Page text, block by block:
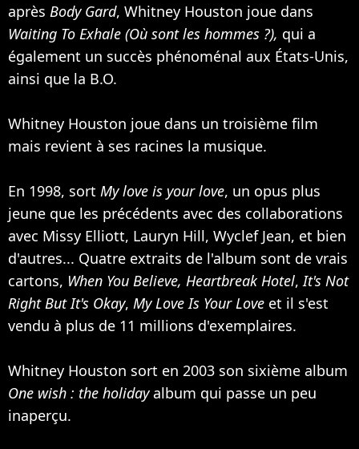
après Body Gard, Whitney Houston joue dans
Waiting To Exhale (Où sont les hommes ?), qui a
également un succès phénoménal aux États-Unis,
ainsi que la B.O.
Whitney Houston joue dans un troisième film
mais revient à ses racines la musique.
En 1998, sort My love is your love, un opus plus
jeune que les précédents avec des collaborations
avec Missy Elliott, Lauryn Hill, Wyclef Jean, et bien
d'autres... Quatre extraits de l'album sont de vrais
cartons, When You Believe, Heartbreak Hotel,It's Not
Right But It's Okay, My Love Is Your Love et il s'est
vendu à plus de 11 millions d'exemplaires.
Whitney Houston sort en 2003 son sixième album
One wish : the holidayalbum qui passe un peu
inaperçu.